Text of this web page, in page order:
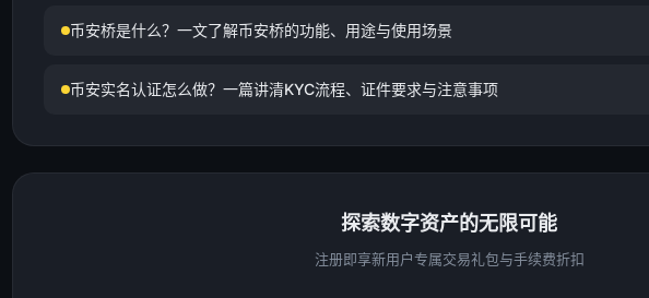
币安桥是什么？一文了解币安桥的功能、用途与使用场景
币安实名认证怎么做？一篇讲清KYC流程、证件要求与注意事项
探索数字资产的无限可能
注册即享新用户专属交易礼包与手续费折扣